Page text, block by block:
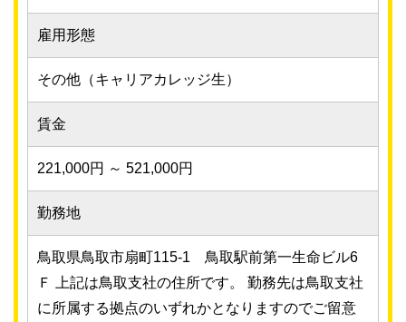
雇用形態
その他（キャリアカレッジ生）
賃金
221,000円 ～ 521,000円
勤務地
鳥取県鳥取市扇町115-1 鳥取駅前第一生命ビル6
Ｆ 上記は鳥取支社の住所です。 勤務先は鳥取支社
に所属する拠点のいずれかとなりますのでご留意